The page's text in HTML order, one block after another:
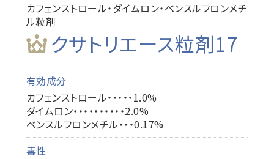
カフェンストロール・ダイムロン・ベンスルフロンメチ
ル粒剤
クサトリエース粒剤17
有効成分
カフェンストロール・・・・・1.0%
ダイムロン・・・・・・・・・・2.0%
ベンスルフロンメチル・・・0.17%
毒性